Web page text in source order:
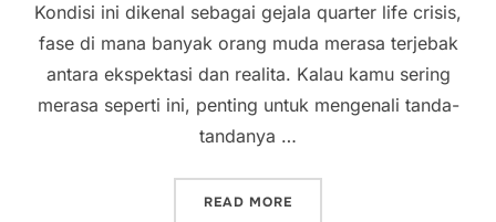
Kondisi ini dikenal sebagai gejala quarter life crisis,
fase di mana banyak orang muda merasa terjebak
antara ekspektasi dan realita. Kalau kamu sering
merasa seperti ini, penting untuk mengenali tanda-
tandanya …
READ MORE